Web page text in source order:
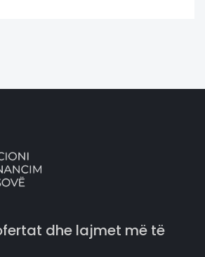
dhe lajmet më të